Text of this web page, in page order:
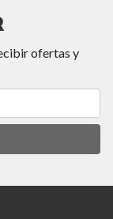
ofertas y